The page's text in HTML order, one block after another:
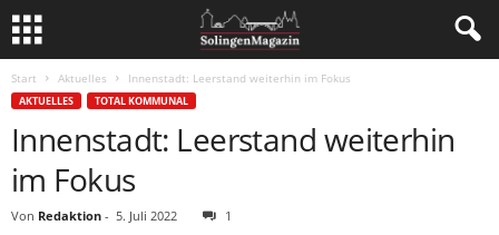
Start Aktuelles Innenstadt: Leerstand weiterhin im Fokus
AKTUELLES TOTAL KOMMUNAL
Innenstadt: Leerstand weiterhin
im Fokus
Von Redaktion - 5. Juli 2022 1